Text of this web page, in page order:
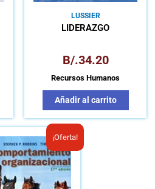
LUSSIER
LIDERAZGO
B/.34.20
Recursos Humanos
Añadir al carrito
¡Oferta!
El
precio
original
era:
El
precio
actual
es: